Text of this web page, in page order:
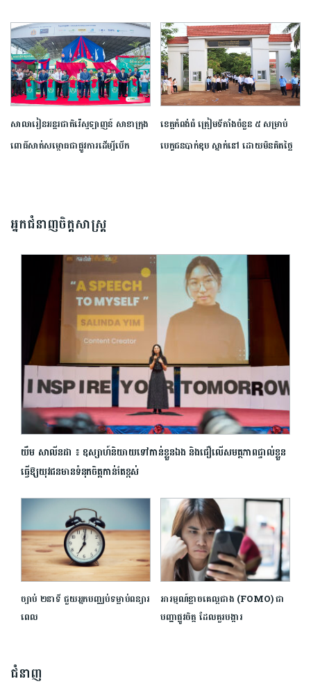
សាលារៀន​អន្តរជាតិ​វ៉េស្ទឡាញន៍​ ​សាខា​ក្រុង​
ពោធិ៍សាត់​សម្ពោធ​ជា​ផ្លូវការ​​ដើម្បី​បើក​
ខេត្ត​កំពង់ធំ​ ត្រៀម​ទីតាំង​ចំនួន​ ​៥​ ​សម្រាប់​
បេក្ខជន​បាក់ឌុប ស្នាក់នៅ ​ដោយ​មិន​គិត​ថ្លៃ​
អ្នកជំនាញចិត្តសាស្រ្ត
យឹម សាលីនដា ៖ ឧស្សាហ៍និយាយទៅកាន់ខ្លួនឯង និងជឿលើសមត្ថភាពផ្ទាល់ខ្លួន
ធ្វើ​ឱ្យ​យុវជន​មានទំនុកចិត្ត​កាន់តែខ្ពស់
ច្បាប់ ២នាទី ជួយអ្នកបញ្ឈប់ទម្លាប់ពន្យារ
ពេល
អារម្មណ៍​ខ្លាច​គេ​ល្អ​ជាង (FOMO) ជា​
បញ្ហា​ផ្លូវចិត្ត ដែល​គួរ​បង្ការ
ជំនាញ